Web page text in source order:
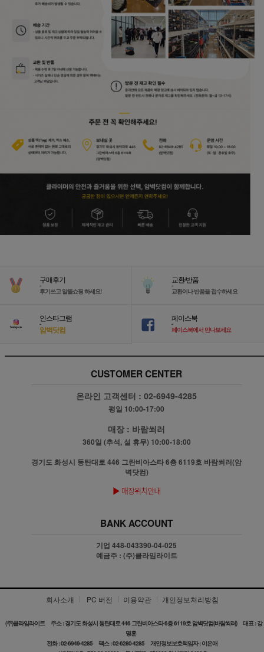
구매후기
-
후기쓰고 알뜰쇼핑 하세요!
교환/반품
-
교환이나 반품을 접수하세요
인스타그램
-
암벽닷컴
페이스북
-
페이스북에서 만나보세요
CUSTOMER CENTER
온라인 고객센터 :02-6949-4285
평일 10:00-17:00
매장 : 바람쐬러
360일 (추석, 설 휴무) 10:00-18:00
경기도 화성시 동탄대로 446 그란비아스타 6층 6119호 바람쐬러(암
벽닷컴)
BANK ACCOUNT
기업 448-043390-04-025
예금주 : (주)클라임라이트
회사소개 PC 버전 이용약관 개인정보처리방침
(주)클라임라이트 주소 : 경기도 화성시 동탄대로 446 그란비아스타 6층 6119호 암벽닷컴(바람쐬러)
대표 : 강
명훈
전화 : 02-6949-4285
팩스 : 02-6280-4285
개인정보보호책임자 : 이은애